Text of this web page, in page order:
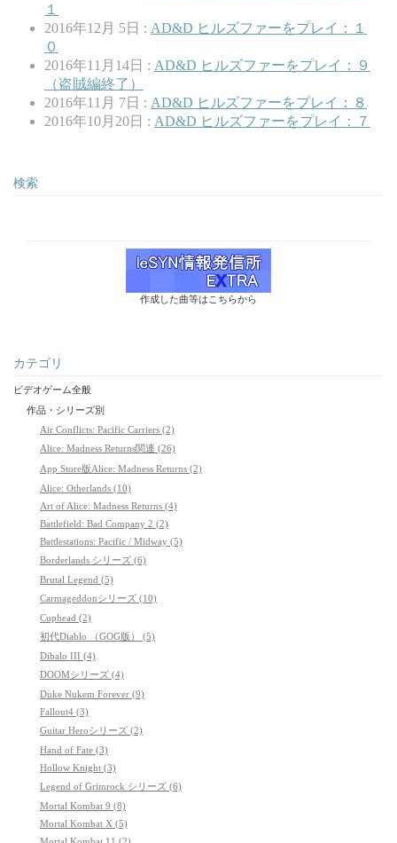
１
2016年12月 5日 : AD&D ヒルズファーをプレイ：１
０
2016年11月14日 : AD&D ヒルズファーをプレイ：９
（盗賊編終了）
2016年11月 7日 : AD&D ヒルズファーをプレイ：８
2016年10月20日 : AD&D ヒルズファーをプレイ：７
検索
作成した曲等はこちらから
カテゴリ
ビデオゲーム全般
作品・シリーズ別
Air Conflicts: Pacific Carriers (2)
Alice: Madness Returns関連 (26)
App Store版Alice: Madness Returns (2)
Alice: Otherlands (10)
Art of Alice: Madness Returns (4)
Battlefield: Bad Company 2 (2)
Battlestations: Pacific / Midway (5)
Borderlands シリーズ (6)
Brutal Legend (5)
Carmageddonシリーズ (10)
Cuphead (2)
初代Diablo （GOG版） (5)
Dibalo III (4)
DOOMシリーズ (4)
Duke Nukem Forever (9)
Fallout4 (3)
Guitar Heroシリーズ (2)
Hand of Fate (3)
Hollow Knight (3)
Legend of Grimrock シリーズ (6)
Mortal Kombat 9 (8)
Mortal Kombat X (5)